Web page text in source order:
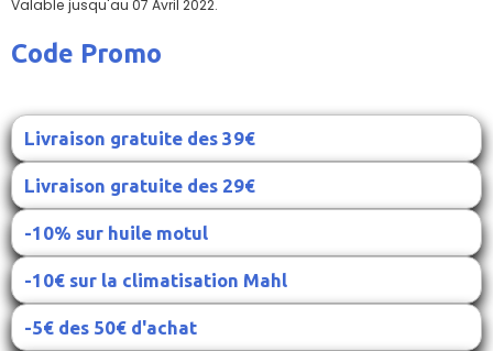
Valable jusqu'au 07 Avril 2022.
Code Promo
Livraison gratuite des 39€
Livraison gratuite des 29€
-10% sur huile motul
-10€ sur la climatisation Mahl
-5€ des 50€ d'achat